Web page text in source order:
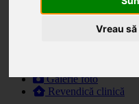
Vreau
Descriere
Galerie foto
Revendică clinică